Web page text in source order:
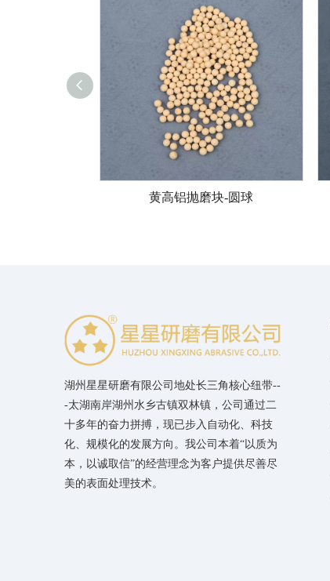
黄高铝抛磨块-圆球
湖州星星研磨有限公司地处长三角核心纽带--
-太湖南岸湖州水乡古镇双林镇，公司通过二
十多年的奋力拼搏，现已步入自动化、科技
化、规模化的发展方向。我公司本着“以质为
本，以诚取信”的经营理念为客户提供尽善尽
美的表面处理技术。